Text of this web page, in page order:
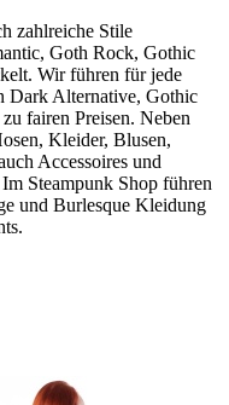
zahlreiche Stile
Goth Rock, Gothic
Wir führen für jede
Dark Alternative, Gothic
fairen Preisen. Neben
Kleider, Blusen,
Accessoires und
Steampunk Shop führen
und Burlesque Kleidung